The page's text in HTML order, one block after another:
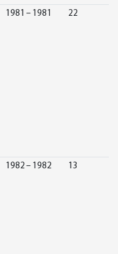
1981 – 1981 22
1982 – 1982 13